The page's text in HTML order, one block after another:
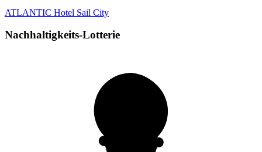
ATLANTIC Hotel Sail City
Nachhaltigkeits-Lotterie